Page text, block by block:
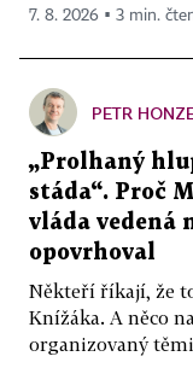
7. 8. 2026 ▪ 3 min.
PETR
„Prolhaný
stáda“. Proč
vláda vedená
opovrhoval
Někteří říkají, že
Knížáka. A něco
organizovaný